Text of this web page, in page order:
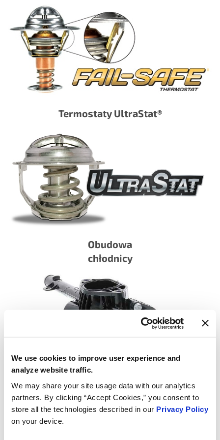
We use cookies to improve user experience and
analyze website traffic.
We may share your site usage data with our analytics
partners. By clicking “Accept Cookies,” you consent to
store all the technologies described in our Privacy Policy
on your device.
Termostaty UltraStat®
Obudowa
chłodnicy
Termostaty ze zintegrowaną obudową